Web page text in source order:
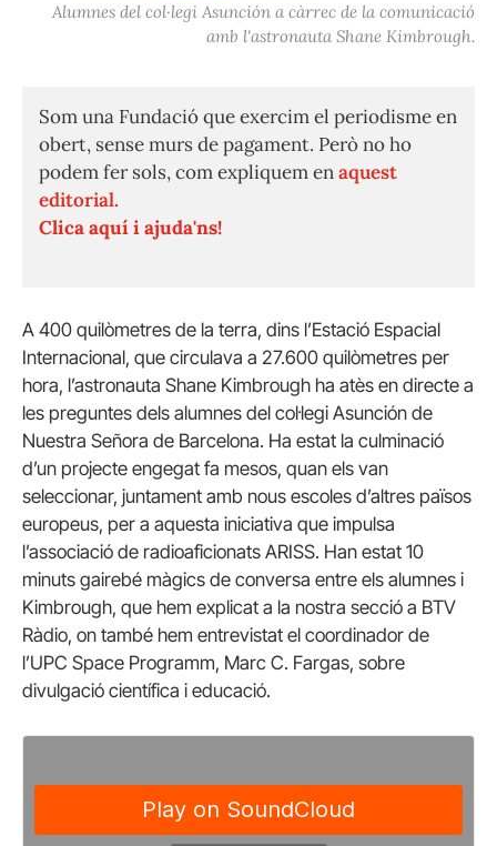
Alumnes del col·legi Asunción a càrrec de la comunicació
amb l'astronauta Shane Kimbrough.
Som una Fundació que exercim el periodisme en
obert, sense murs de pagament. Però no ho
podem fer sols, com expliquem enaquest
editorial.
Clica aquí i ajuda'ns!
A 400 quilòmetres de la terra, dins l’Estació Espacial
Internacional, que circulava a 27.600 quilòmetres per
hora, l’astronauta Shane Kimbrough ha atès en directe a
les preguntes dels alumnes del col·legi Asunción de
Nuestra Señora de Barcelona. Ha estat la culminació
d’un projecte engegat fa mesos, quan els van
seleccionar, juntament amb nous escoles d’altres països
europeus, per a aquesta iniciativa que impulsa
l’associació de radioaficionats ARISS. Han estat 10
minuts gairebé màgics de conversa entre els alumnes i
Kimbrough, que hem explicat a la nostra secció a BTV
Ràdio, on també hem entrevistat el coordinador de
l’UPC Space Programm, Marc C. Fargas, sobre
divulgació científica i educació.